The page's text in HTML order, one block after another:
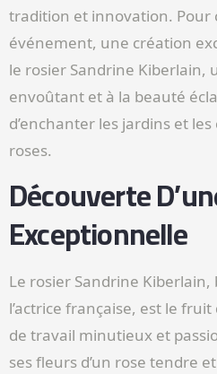
tradition et innovation. Pour
événement, une création
le rosier Sandrine Kiberlain,
envoûtant et à la beauté
d’enchanter les jardins et
roses.
Découverte
Exceptionnelle
Le rosier Sandrine Kiberlain,
l’actrice française, est le
de travail minutieux et
ses fleurs d’un rose tendre